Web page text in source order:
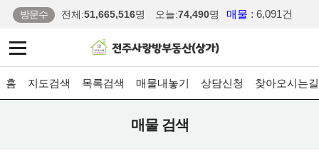
방문수 전체:51,665,516명 오늘:74,490명 매물 : 6,091건
홈 지도검색 목록검색 매물내놓기 상담신청 찾아오시는길
매물 검색